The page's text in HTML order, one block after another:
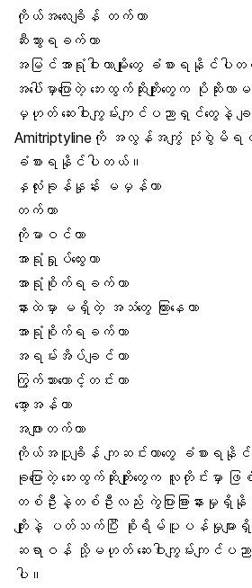
ကိုယ်အလေးချိန် တက်တာ
ဆီးသွားရခက်တာ
အမြင်အာရုံဝါးတာမျိုးတွေ ခံစားရနိုင်ပါ
အပေါ်မှာပြောတဲ့ ဘေးထွက်ဆိုးကျိုးတွေက ပို
မှဟုတ် ဆေးဝါးကျွမ်းကျင်ပညာရှင်တွေနဲ့ ချက်
Amitriptylineကို အလွန်အကျွံ သုံစွဲမိ
ခံစားရနိုင်ပါတယ်။
နှလုံးခုန်နှုန်း မမှန်တာ
တက်တာ
ကိုမာဝင်တာ
အာရုံရှုပ်ထွေးတာ
အာရုံစိုက်ရခက်တာ
နားထဲမှာ မရှိတဲ့ အသံတွေ ကြားနေတာ
အာရုံစိုက်ရခက်တာ
အရမ်းအိပ်ချင်တာ
ကြွက်သားတောင့်တင်းတာ
အော့အန်တာ
အဖျားတက်တာ
ကိုယ်အပူချိန် ကျဆင်းတာတွေ ခံစားရနို
ခုပြောတဲ့ ဘေးထွက်ဆိုးကျိုးတွေက လူတိုင်းမှာ
တစ်ဦးနဲ့တစ်ဦးလည်း ကွဲပြားခြားနားမှု
ကျိုးနဲ့ ပတ်သက်ပြီး စိုးရိမ်ပူပန်မှုမျာ
ဆရာဝန် သို့မဟုတ် ဆေးဝါးကျွမ်းကျင်ပ
ပါ။